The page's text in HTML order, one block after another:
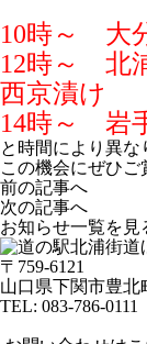
10時～ 大
12時～ 北
西京漬け
14時～ 岩
と時間により異な
この機会にぜひご
前の記事へ
次の記事へ
お知らせ一覧を見
〒759-6121
山口県下関市豊北
TEL: 083-786-0111